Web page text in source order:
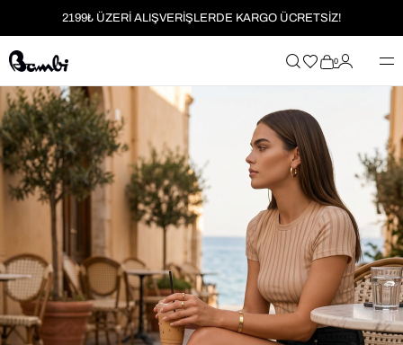
MOBİL UYGULAMAYA ÖZEL İLK ALIŞVERİŞİNİZE %5 İNDİRİM
HER SİPARİŞTE %2 PARAPUAN
2199₺ ÜZERİ ALIŞVERİŞLERDE KARGO ÜCRETSİZ!
0